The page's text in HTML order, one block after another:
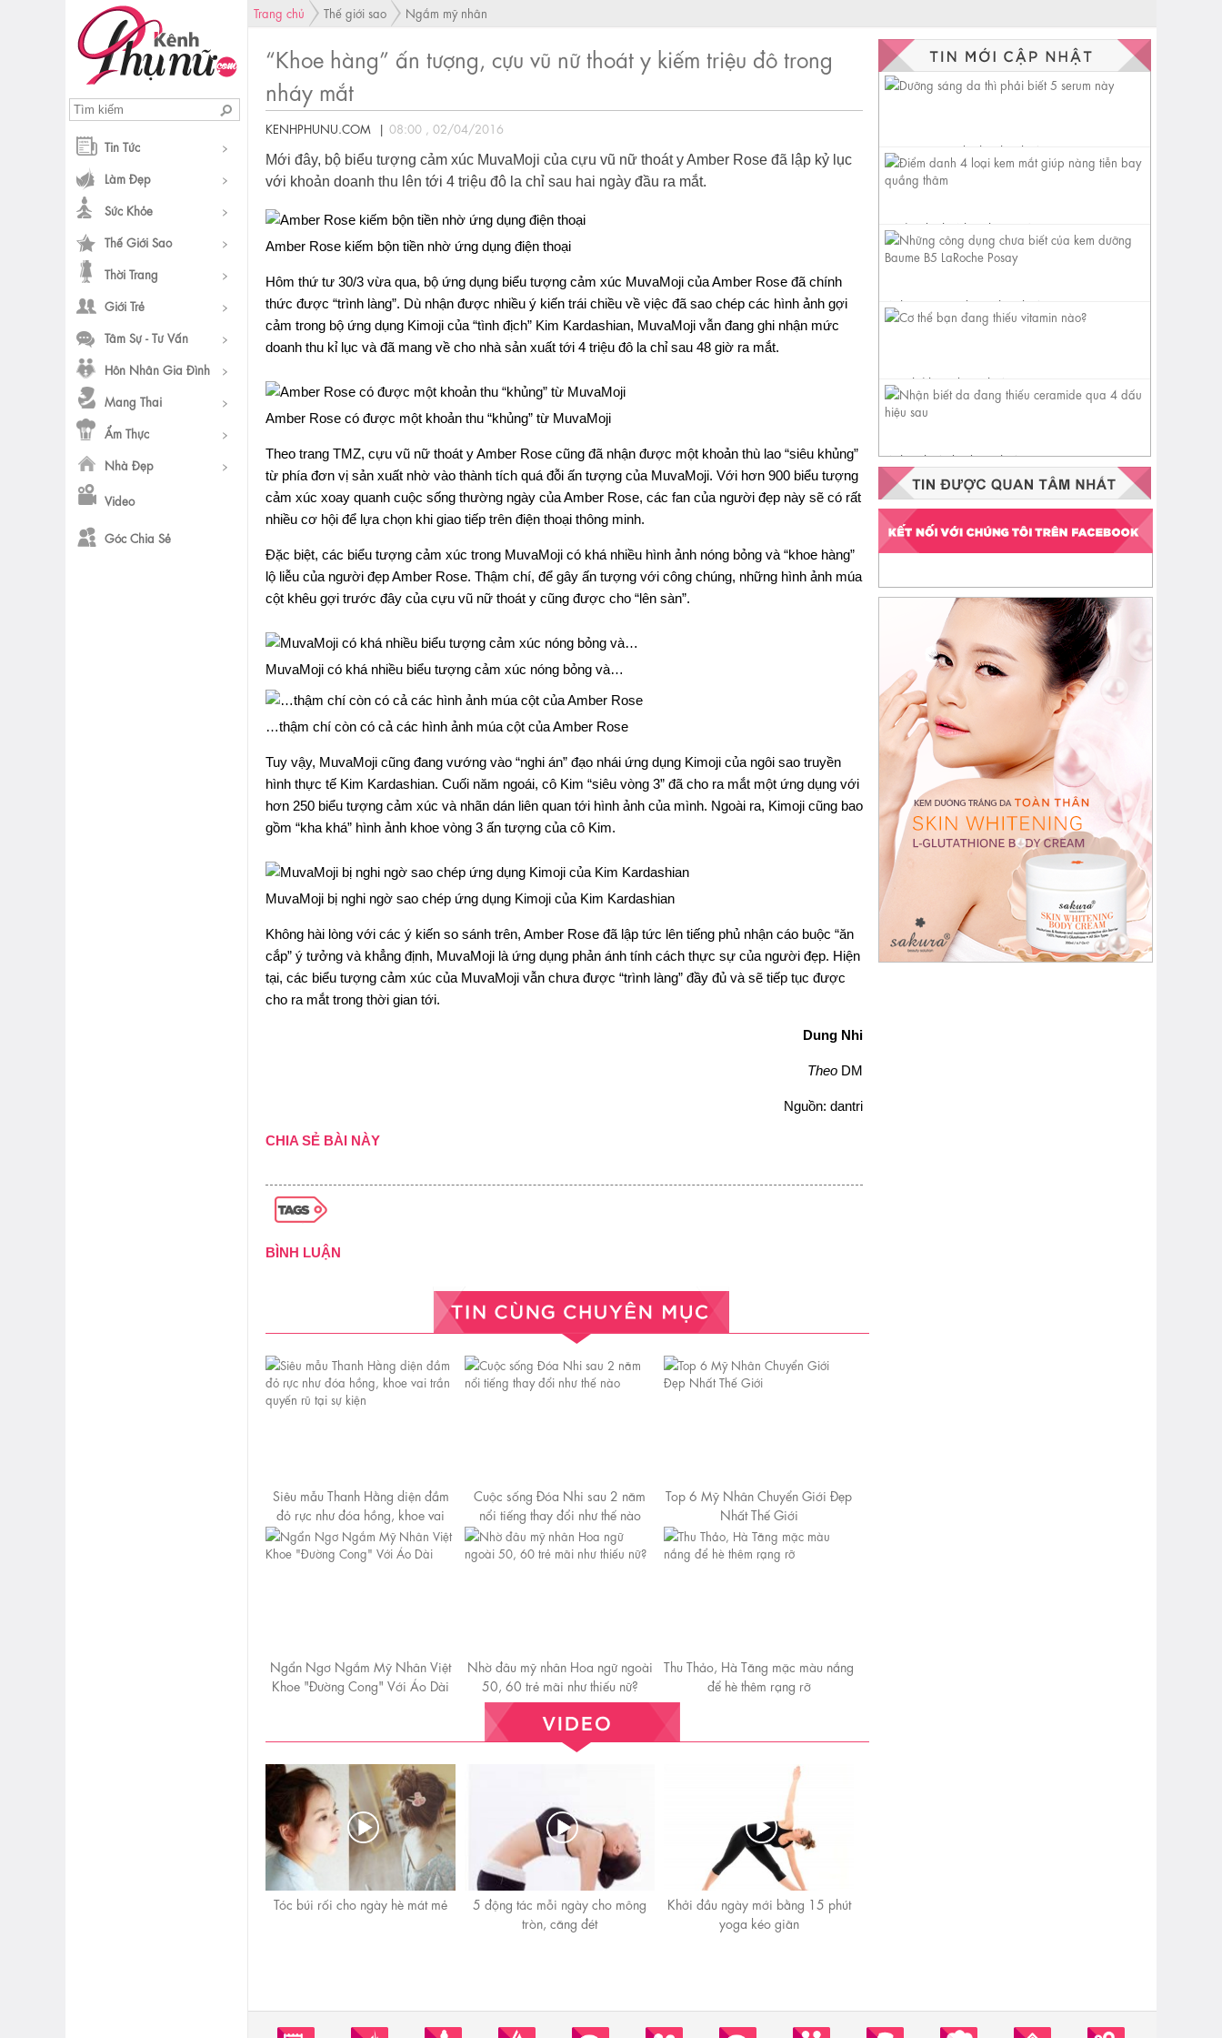
Tin Tức
Làm Đẹp
Sức Khỏe
Thế Giới Sao
Thời Trang
Giới Trẻ
Tâm Sự - Tư Vấn
Hôn Nhân Gia Đình
Mang Thai
Ẩm Thực
Nhà Đẹp
Video
Góc Chia Sẻ
Trang chủ Thế giới sao Ngắm mỹ nhân
“Khoe hàng” ấn tượng, cựu vũ nữ thoát y kiếm triệu đô trong
nháy mắt
KENHPHUNU.COM | 08:00 , 02/04/2016
Mới đây, bộ biểu tượng cảm xúc MuvaMoji của cựu vũ nữ thoát y Amber Rose đã lập kỷ lục
với khoản doanh thu lên tới 4 triệu đô la chỉ sau hai ngày đầu ra mắt.
Amber Rose kiếm bộn tiền nhờ ứng dụng điện thoại
Hôm thứ tư 30/3 vừa qua, bộ ứng dụng biểu tượng cảm xúc MuvaMoji của Amber Rose đã chính
thức được “trình làng”. Dù nhận được nhiều ý kiến trái chiều về việc đã sao chép các hình ảnh gợi
cảm trong bộ ứng dụng Kimoji của “tình địch” Kim Kardashian, MuvaMoji vẫn đang ghi nhận mức
doanh thu kỉ lục và đã mang về cho nhà sản xuất tới 4 triệu đô la chỉ sau 48 giờ ra mắt.
Amber Rose có được một khoản thu “khủng” từ MuvaMoji
Theo trang TMZ, cựu vũ nữ thoát y Amber Rose cũng đã nhận được một khoản thù lao “siêu khủng”
từ phía đơn vị sản xuất nhờ vào thành tích quá đỗi ấn tượng của MuvaMoji. Với hơn 900 biểu tượng
cảm xúc xoay quanh cuộc sống thường ngày của Amber Rose, các fan của người đẹp này sẽ có rất
nhiều cơ hội để lựa chọn khi giao tiếp trên điện thoại thông minh.
Đặc biệt, các biểu tượng cảm xúc trong MuvaMoji có khá nhiều hình ảnh nóng bỏng và “khoe hàng”
lộ liễu của người đẹp Amber Rose. Thậm chí, để gây ấn tượng với công chúng, những hình ảnh múa
cột khêu gợi trước đây của cựu vũ nữ thoát y cũng được cho “lên sàn”.
MuvaMoji có khá nhiều biểu tượng cảm xúc nóng bỏng và…
…thậm chí còn có cả các hình ảnh múa cột của Amber Rose
Tuy vậy, MuvaMoji cũng đang vướng vào “nghi án” đạo nhái ứng dụng Kimoji của ngôi sao truyền
hình thực tế Kim Kardashian. Cuối năm ngoái, cô Kim “siêu vòng 3” đã cho ra mắt một ứng dụng với
hơn 250 biểu tượng cảm xúc và nhãn dán liên quan tới hình ảnh của mình. Ngoài ra, Kimoji cũng bao
gồm “kha khá” hình ảnh khoe vòng 3 ấn tượng của cô Kim.
MuvaMoji bị nghi ngờ sao chép ứng dụng Kimoji của Kim Kardashian
Không hài lòng với các ý kiến so sánh trên, Amber Rose đã lập tức lên tiếng phủ nhận cáo buộc “ăn
cắp” ý tưởng và khẳng định, MuvaMoji là ứng dụng phản ánh tính cách thực sự của người đẹp. Hiện
tại, các biểu tượng cảm xúc của MuvaMoji vẫn chưa được “trình làng” đầy đủ và sẽ tiếp tục được
cho ra mắt trong thời gian tới.
Dung Nhi
Theo DM
Nguồn: dantri
CHIA SẺ BÀI NÀY
BÌNH LUẬN
Siêu mẫu Thanh Hằng diện đầm
đỏ rực như đóa hồng, khoe vai
trần quyến rũ tại sự kiện
Cuộc sống Đóa Nhi sau 2 năm
nổi tiếng thay đổi như thế nào
Top 6 Mỹ Nhân Chuyển Giới Đẹp
Nhất Thế Giới
Ngẩn Ngơ Ngắm Mỹ Nhân Việt
Khoe "Đường Cong" Với Áo Dài
Nhờ đâu mỹ nhân Hoa ngữ ngoài
50, 60 trẻ mãi như thiếu nữ?
Thu Thảo, Hà Tăng mặc màu nắng
để hè thêm rạng rỡ
Tóc búi rối cho ngày hè mát mẻ
5 động tác mỗi ngày cho mông
tròn, căng đét
Khởi đầu ngày mới bằng 15 phút
yoga kéo giãn
Dưỡng sáng da thì phải biết 5
serum này
Điểm danh 4 loại kem mắt
giúp nàng tiễn bay quầng
thâm
Những công dụng chưa biết
của kem dưỡng Baume B5
Cơ thể bạn đang thiếu vitamin
nào?
Nhận biết da đang thiếu
ceramide qua 4 dấu hiệu sau